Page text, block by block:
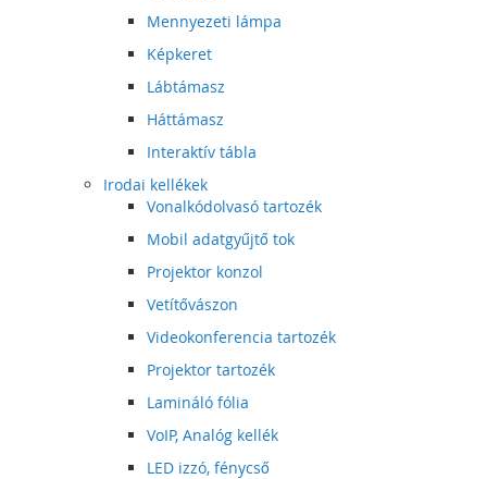
Mennyezeti lámpa
Képkeret
Lábtámasz
Háttámasz
Interaktív tábla
Irodai kellékek
Vonalkódolvasó tartozék
Mobil adatgyűjtő tok
Projektor konzol
Vetítővászon
Videokonferencia tartozék
Projektor tartozék
Lamináló fólia
VoIP, Analóg kellék
LED izzó, fénycső